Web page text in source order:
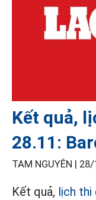
Kết quả,
28.11:
TAM NGUYÊN | 28/
Kết quả, lịch thi